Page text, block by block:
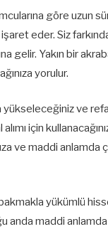
göre uzun
işaret eder. Siz
gelir. Yakın bir
yorulur.
ve
için
ve maddi anlamda
yükümlü
anda maddi